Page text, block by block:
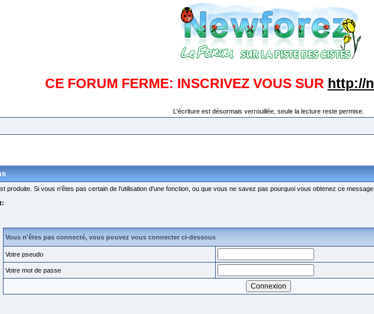
CE FORUM FERME: INSCRIVEZ VOUS SUR http://
L'écriture est désormais verrouillée, seule la lecture reste permise.
produite. Si vous n'êtes pas certain de l'utilisation d'une fonction, ou que vous ne savez pas pourquoi vous obtenez ce
Vous n'êtes pas connecté, vous pouvez vous connecter ci-dessous
Votre pseudo
Votre mot de passe